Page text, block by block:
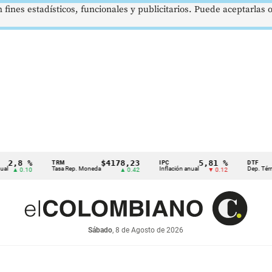
%
0.10 Tasa Rep. Moneda
$4178,23
▲ 0.42 Inflación anual
5,81 %
▼ 0.12 Dep. Término
Sábado, 8 de Agosto de 2026
estadísticos, funcionales y publicitarios. Puede aceptarlas